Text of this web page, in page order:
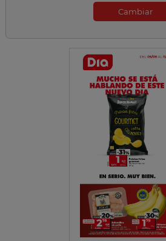
Cambiar